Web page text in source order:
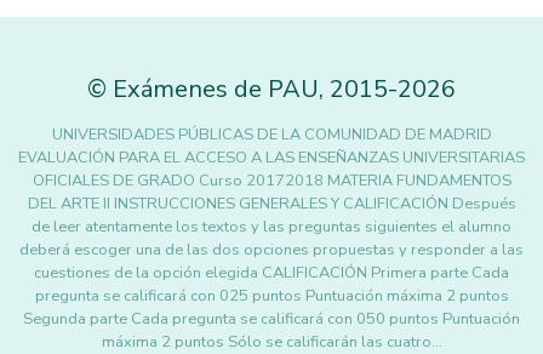
© Exámenes de PAU, 2015-2026
UNIVERSIDADES PÚBLICAS DE LA COMUNIDAD DE MADRID
EVALUACIÓN PARA EL ACCESO A LAS ENSEÑANZAS UNIVERSITARIAS
OFICIALES DE GRADO Curso 20172018 MATERIA FUNDAMENTOS
DEL ARTE II INSTRUCCIONES GENERALES Y CALIFICACIÓN Después
de leer atentamente los textos y las preguntas siguientes el alumno
deberá escoger una de las dos opciones propuestas y responder a las
cuestiones de la opción elegida CALIFICACIÓN Primera parte Cada
pregunta se calificará con 025 puntos Puntuación máxima 2 puntos
Segunda parte Cada pregunta se calificará con 050 puntos Puntuación
máxima 2 puntos Sólo se calificarán las cuatro…